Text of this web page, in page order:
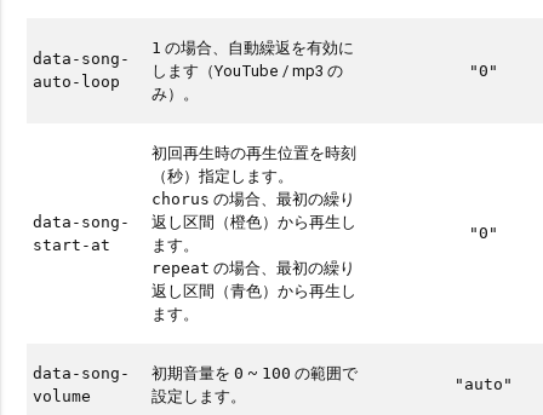
data-song-
auto-loop
1 の場合、自動繰返を有効に
します（YouTube / mp3 の
み）。
"0"
data-song-
start-at
初回再生時の再生位置を時刻
（秒）指定します。
chorus の場合、最初の繰り
返し区間（橙色）から再生し
ます。
repeat の場合、最初の繰り
返し区間（青色）から再生し
ます。
"0"
data-song-
volume
初期音量を0 ~ 100 の範囲で
設定します。
"auto"